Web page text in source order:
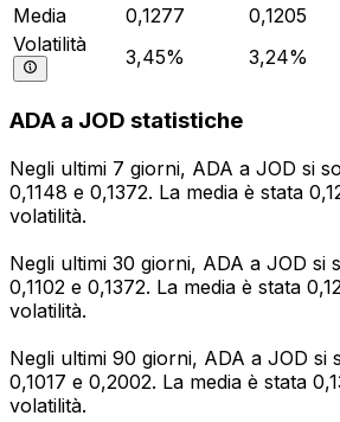
Media
0,1277 0,1205
Volatilità
3,45% 3,24%
ADA a JOD statistiche
Negli ultimi 7 giorni, ADA a JOD si
0,1148 e 0,1372. La media è stata
volatilità.
Negli ultimi 30 giorni, ADA a JOD si
0,1102 e 0,1372. La media è stata
volatilità.
Negli ultimi 90 giorni, ADA a JOD si
0,1017 e 0,2002. La media è stata
volatilità.